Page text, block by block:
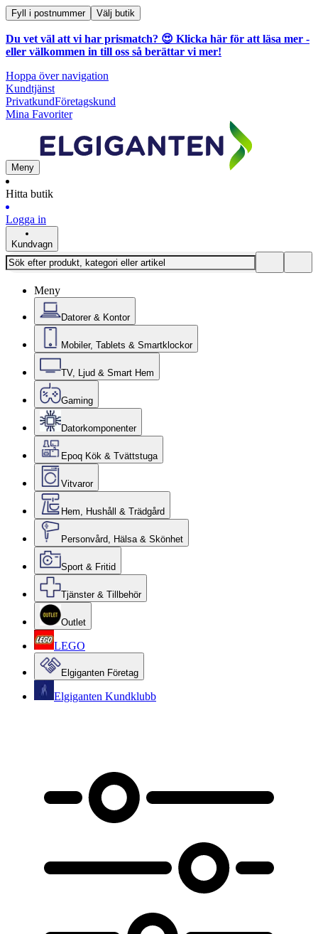
Fyll i postnummer Välj butik
Du vet väl att vi har prismatch? 😍 Klicka här för att läsa mer -
eller välkommen in till oss så berättar vi mer!
Hoppa över navigation
Kundtjänst
PrivatkundFöretagskund
Mina Favoriter
Meny
Hitta butik
Logga in
Kundvagn
Meny
Datorer & Kontor
Mobiler, Tablets & Smartklockor
TV, Ljud & Smart Hem
Gaming
Datorkomponenter
Epoq Kök & Tvättstuga
Vitvaror
Hem, Hushåll & Trädgård
Personvård, Hälsa & Skönhet
Sport & Fritid
Tjänster & Tillbehör
Outlet
LEGO
Elgiganten Företag
Elgiganten Kundklubb